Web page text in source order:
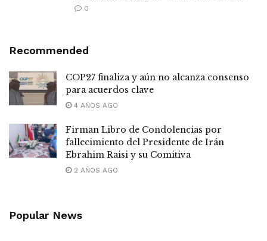
0
Recommended
COP27 finaliza y aún no alcanza consenso
para acuerdos clave
4 AÑOS AGO
Firman Libro de Condolencias por
fallecimiento del Presidente de Irán
Ebrahim Raisi y su Comitiva
2 AÑOS AGO
Popular News